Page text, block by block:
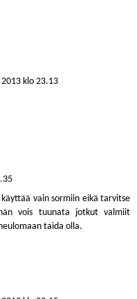
klo 23.13
vain sormiin eikä tarvitse
vois tuunata jotkut valmiit
taida olla.